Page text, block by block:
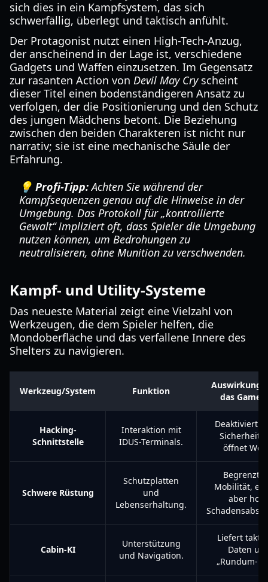
sich dies in ein Kampfsystem, das sich
schwerfällig, überlegt und taktisch anfühlt.
Der Protagonist nutzt einen High-Tech-Anzug,
der anscheinend in der Lage ist, verschiedene
Gadgets und Waffen einzusetzen. Im Gegensatz
zur rasanten Action von Devil May Cryscheint
dieser Titel einen bodenständigeren Ansatz zu
verfolgen, der die Positionierung und den Schutz
des jungen Mädchens betont. Die Beziehung
zwischen den beiden Charakteren ist nicht nur
narrativ; sie ist eine mechanische Säule der
Erfahrung.
💡 Profi-Tipp:Achten Sie während der
Kampfsequenzen genau auf die Hinweise in der
Umgebung. Das Protokoll für „kontrollierte
Gewalt“ impliziert oft, dass Spieler die Umgebung
nutzen können, um Bedrohungen zu
neutralisieren, ohne Munition zu verschwenden.
Kampf- und Utility-Systeme
Das neueste Material zeigt eine Vielzahl von
Werkzeugen, die dem Spieler helfen, die
Mondoberfläche und das verfallene Innere des
Shelters zu navigieren.
Werkzeug/System Funktion
das
Hacking-
Schnittstelle
Interaktion mit
IDUS-Terminals.
Deaktiviert
Sicherheit
öffnet
Schwere Rüstung
Schutzplatten
und
Lebenserhaltung.
Begrenzt
Mobilität,
aber
Cabin-KI
Unterstützung
und Navigation.
Liefert
Daten
„Rundum-